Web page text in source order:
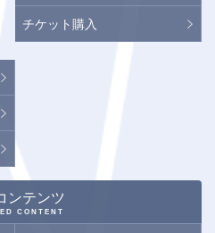
チケット購入
ンテンツ
CONTENT